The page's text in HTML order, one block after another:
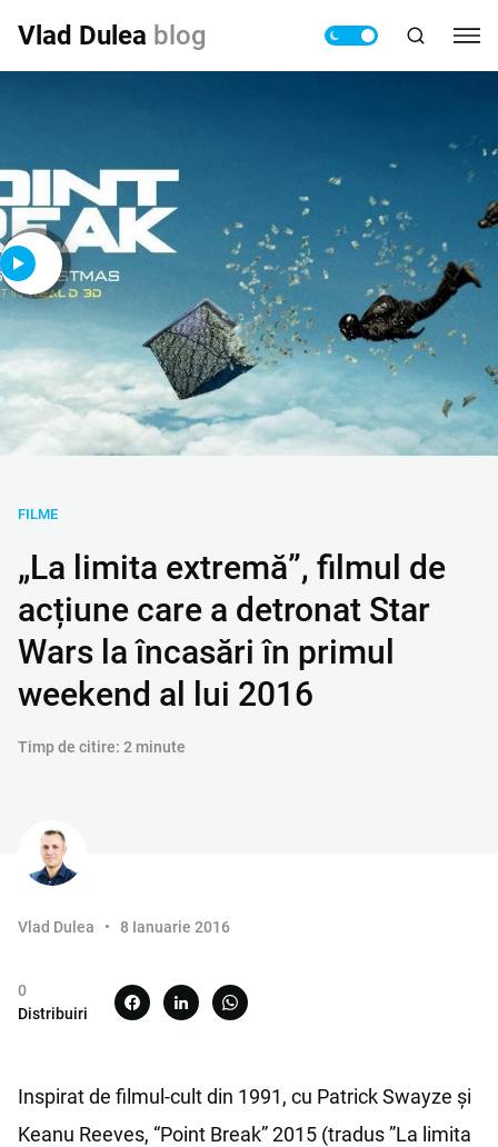
Vlad Dulea blog
FILME
„La limita extremă”, filmul de
acțiune care a detronat Star
Wars la încasări în primul
weekend al lui 2016
Timp de citire: 2 minute
Vlad Dulea 8 Ianuarie 2016
0
Distribuiri
Inspirat de filmul-cult din 1991, cu Patrick Swayze și
Keanu Reeves, “Point Break” 2015 (tradus ”La limita